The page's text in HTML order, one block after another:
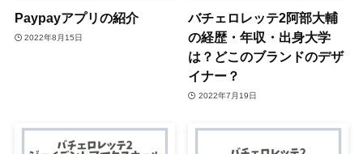
Paypayアプリの紹介
2022年8月15日
バチェロレッテ2阿部大輔
の経歴・年収・出身大学
は？どこのブランドのデザ
イナー？
2022年7月19日